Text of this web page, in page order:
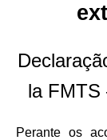
la FMTS
Perante os